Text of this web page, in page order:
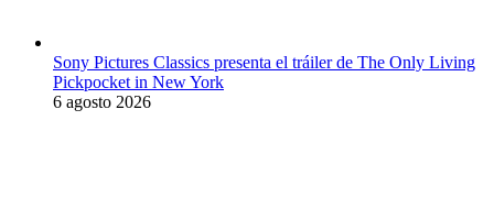
Sony Pictures Classics presenta el tráiler de The Only Living
Pickpocket in New York
6 agosto 2026